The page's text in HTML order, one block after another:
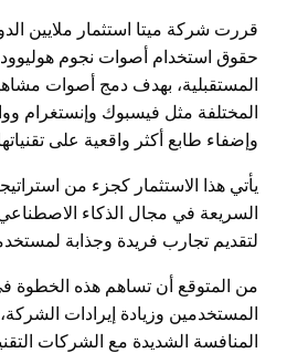
قررت شركة ميتا استثمار ملايين
حقوق استخدام أصوات نجوم
المستقبلية، بهدف دمج أصوات
المختلفة مثل فيسبوك وإنستغرام
وإضفاء طابع أكثر واقعية على
يأتي هذا الاستثمار كجزء من
السريعة في مجال الذكاء
لتقديم تجارب فريدة وجذابة
من المتوقع أن تساهم هذه الخطوة
المستخدمين وزيادة إيرادات
المنافسة الشديدة مع الشركات